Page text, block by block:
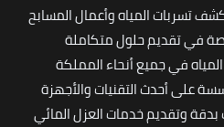
تسربات المياه وأعمال المسابح
في تقديم حلول متكاملة
في جميع أنحاء المملكة
على أحدث التقنيات والأجهزة
بدقة وتقديم خدمات العزل المائي